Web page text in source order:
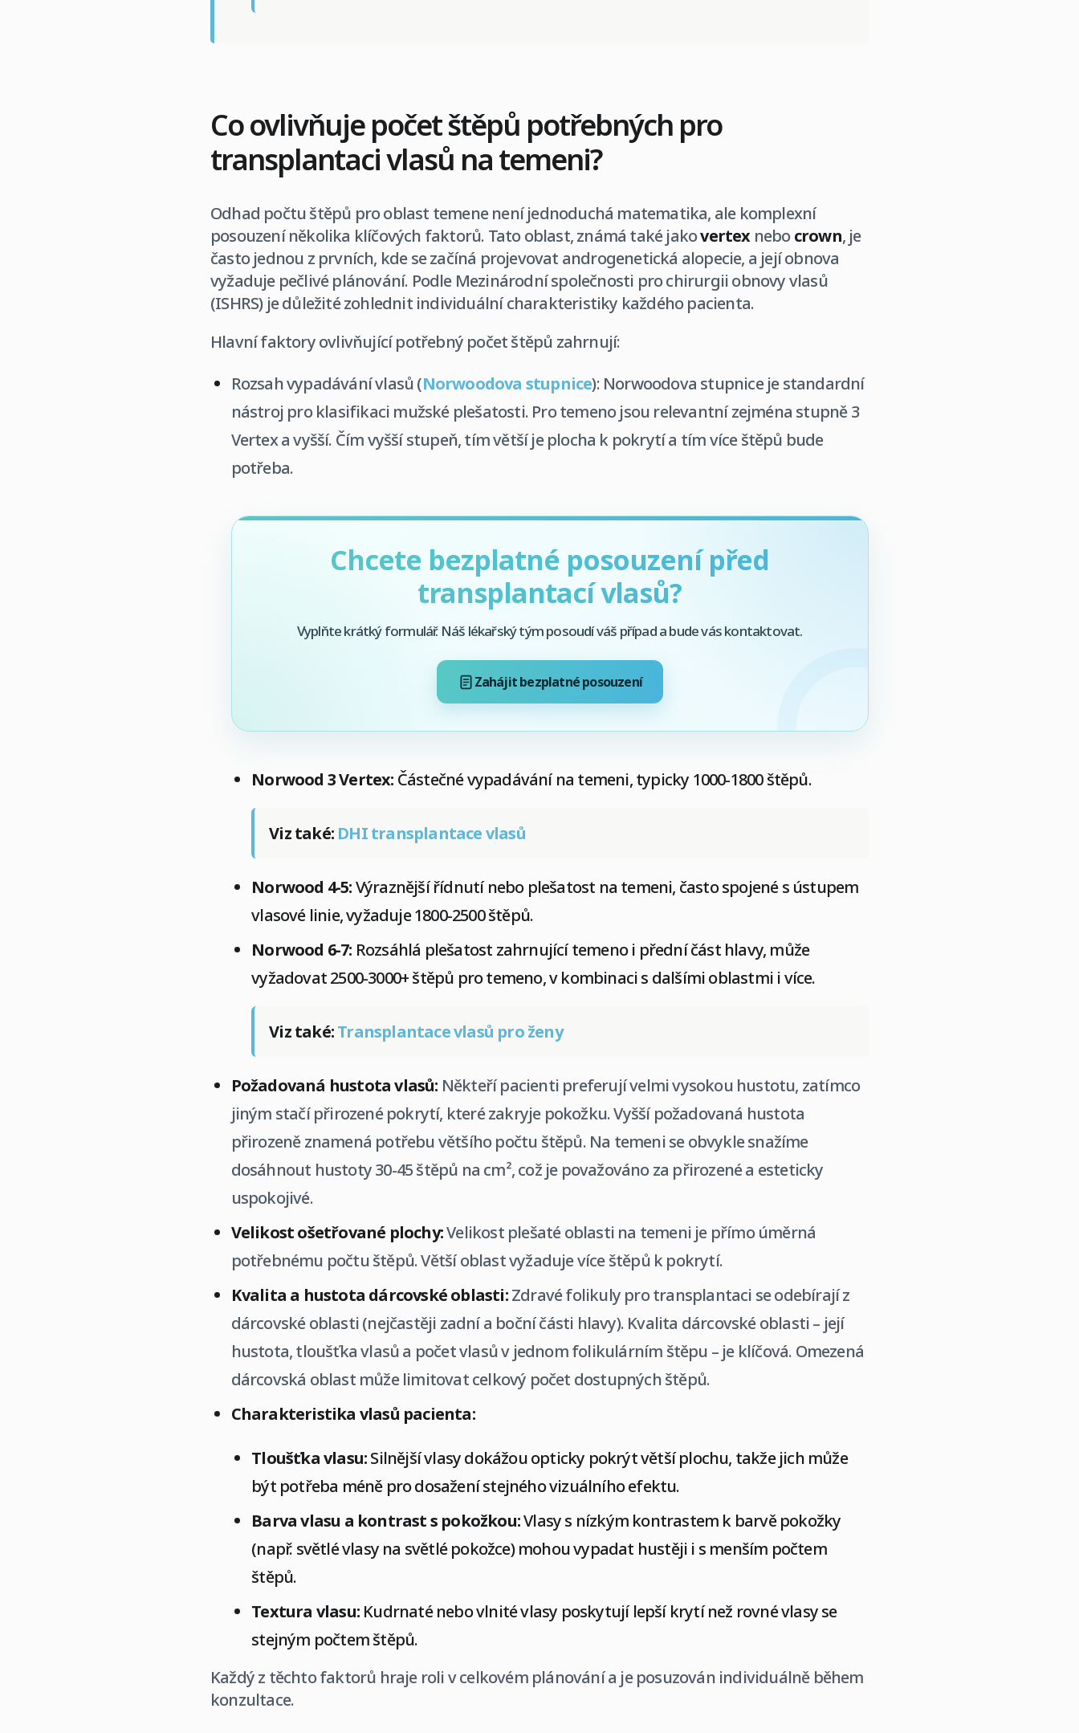
Co ovlivňuje počet štěpů potřebných pro
transplantaci vlasů na temeni?
Odhad počtu štěpů pro oblast temene není jednoduchá matematika, ale komplexní
posouzení několika klíčových faktorů. Tato oblast, známá také jakovertexnebocrown, je
často jednou z prvních, kde se začíná projevovat androgenetická alopecie, a její obnova
vyžaduje pečlivé plánování. Podle Mezinárodní společnosti pro chirurgii obnovy vlasů
(ISHRS) je důležité zohlednit individuální charakteristiky každého pacienta.
Hlavní faktory ovlivňující potřebný počet štěpů zahrnují:
Rozsah vypadávání vlasů (Norwoodova stupnice): Norwoodova stupnice je standardní
nástroj pro klasifikaci mužské plešatosti. Pro temeno jsou relevantní zejména stupně 3
Vertex a vyšší. Čím vyšší stupeň, tím větší je plocha k pokrytí a tím více štěpů bude
potřeba.
Chcete bezplatné posouzení před
transplantací vlasů?
Vyplňte krátký formulář. Náš lékařský tým posoudí váš případ a bude vás kontaktovat.
Zahájit bezplatné posouzení
Norwood 3 Vertex: Částečné vypadávání na temeni, typicky 1000-1800 štěpů.
Viz také: DHI transplantace vlasů
Norwood 4-5:Výraznější řídnutí nebo plešatost na temeni, často spojené s ústupem
vlasové linie, vyžaduje 1800-2500 štěpů.
Norwood 6-7: Rozsáhlá plešatost zahrnující temeno i přední část hlavy, může
vyžadovat 2500-3000+ štěpů pro temeno, v kombinaci s dalšími oblastmi i více.
Viz také:Transplantace vlasů pro ženy
Požadovaná hustota vlasů: Někteří pacienti preferují velmi vysokou hustotu, zatímco
jiným stačí přirozené pokrytí, které zakryje pokožku. Vyšší požadovaná hustota
přirozeně znamená potřebu většího počtu štěpů. Na temeni se obvykle snažíme
dosáhnout hustoty 30-45 štěpů na cm², což je považováno za přirozené a esteticky
uspokojivé.
Velikost ošetřované plochy:Velikost plešaté oblasti na temeni je přímo úměrná
potřebnému počtu štěpů. Větší oblast vyžaduje více štěpů k pokrytí.
Kvalita a hustota dárcovské oblasti:Zdravé folikuly pro transplantaci se odebírají z
dárcovské oblasti (nejčastěji zadní a boční části hlavy). Kvalita dárcovské oblasti – její
hustota, tloušťka vlasů a počet vlasů v jednom folikulárním štěpu – je klíčová. Omezená
dárcovská oblast může limitovat celkový počet dostupných štěpů.
Charakteristika vlasů pacienta:
Tloušťka vlasu:Silnější vlasy dokážou opticky pokrýt větší plochu, takže jich může
být potřeba méně pro dosažení stejného vizuálního efektu.
Barva vlasu a kontrast s pokožkou:Vlasy s nízkým kontrastem k barvě pokožky
(např. světlé vlasy na světlé pokožce) mohou vypadat hustěji i s menším počtem
štěpů.
Textura vlasu: Kudrnaté nebo vlnité vlasy poskytují lepší krytí než rovné vlasy se
stejným počtem štěpů.
Každý z těchto faktorů hraje roli v celkovém plánování a je posuzován individuálně během
konzultace.